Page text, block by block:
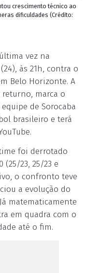
crescimento técnico ao
dificuldades (Crédito:
vez na
às 21h, contra o
Belo Horizonte. A
returno, marca o
de Sorocaba
brasileiro e terá
foi derrotado
(25/23, 25/23 e
o confronto teve
a evolução do
matematicamente
em quadra com o
até o fim.